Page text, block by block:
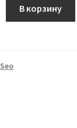
В корзину
Seo